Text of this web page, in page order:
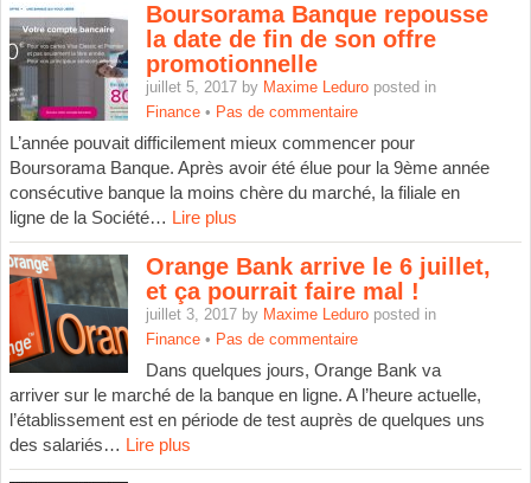
Boursorama Banque repousse
la date de fin de son offre
promotionnelle
juillet 5, 2017 by Maxime Leduroposted in
Finance• Pas de commentaire
L’année pouvait difficilement mieux commencer pour
Boursorama Banque. Après avoir été élue pour la 9ème année
consécutive banque la moins chère du marché, la filiale en
ligne de la Société… Lire plus
Orange Bank arrive le 6 juillet,
et ça pourrait faire mal !
juillet 3, 2017 by Maxime Leduroposted in
Finance• Pas de commentaire
Dans quelques jours, Orange Bank va
arriver sur le marché de la banque en ligne. A l’heure actuelle,
l’établissement est en période de test auprès de quelques uns
des salariés… Lire plus